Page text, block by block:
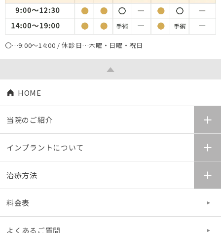
〇…9:00～14:00 / 休診日…木曜・日曜・祝日
HOME
当院のご紹介
インプラントについて
治療方法
料金表
よくあるご質問